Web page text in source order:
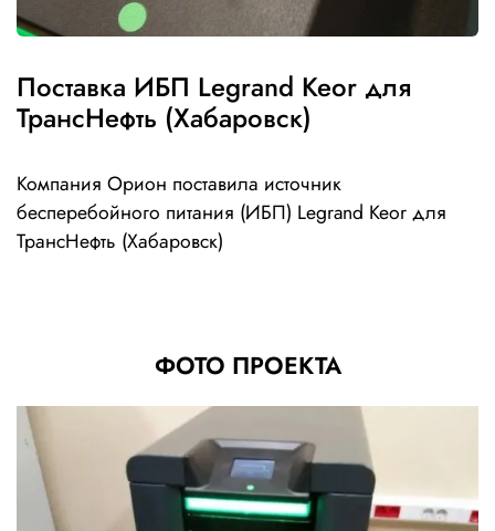
Поставка ИБП Legrand Keor для
ТрансНефть (Хабаровск)
Компания Орион поставила источник
бесперебойного питания (ИБП) Legrand Keor для
ТрансНефть (Хабаровск)
ФОТО ПРОЕКТА